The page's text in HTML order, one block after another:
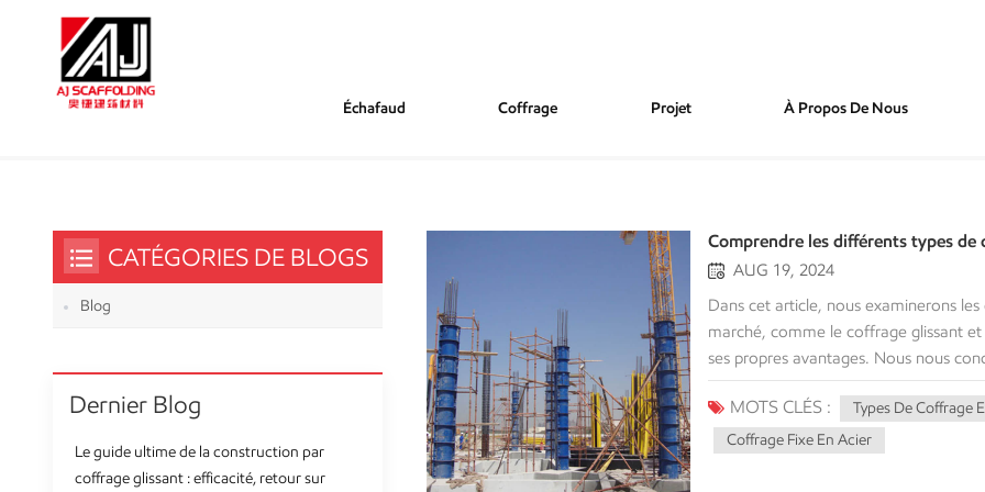
Échafaud Coffrage Projet À Propos De Nous
Comprendre les différents types de
AUG 19, 2024
Dans cet article, nous examinerons les différents types de coffrages en acier disponibles sur le marché, comme le coffrage glissant et le coffrage fixe, chacun remplissant sa fonction et présentant ses propres avantages. Nous nous concentrerons ensuite sur les raisons pour lesquelles le coffrage en acier est supérieur aux autres matériaux, sur les étapes du processus de coffrage en acier et sur des conseils pour maximiser son utilisation et sa durée de vie. Types de coffrage en acier Généralement, les coffrages en acier (coffrages métalliques) peuvent être classés en deux types, les coffrages glissants et les coffrages faciles, qui sont deux formes ayant une fonctionnalité distincte dans diverses conditions de construction. 1. Coffrage en acier glissant Le coffrage glissant est un type de coffrage inhabituel qui est constamment déplacé vers le haut ou vers le bas sous forme de béton. Plutôt que de construire plusieurs niveaux de coffrage dans des structures plus hautes, cela permet de créer des structures continues et élevées, telles que des immeubles de grande hauteur, des silos et des cheminées. Les structures de coffrage glissant sont presque toujours contreventées intérieurement et soutenues par des vérins hydrauliques ou des colonnes de guidage pour un mouvement fluide et cohérent dans un mouvement continu vers le haut ou vers le bas pour la construction. La méthode de construction à coffrage glissant est très avantageuse lorsque des murs en béton continus sont souhaités car il n'y a pas de joints de construction à craindre, atténuant ainsi les problèmes de points faibles structurels. Les conceptions de coffrages en acier coulissants sont également considérées comme rapides car elles accélèrent le temps de construction, ce qui peut être particulièrement avantageux avec des structures plus hautes nécessitant plusieurs configurations d'informations de coffrage traditionnel. Différents types de coffrages glissantsIl existe six catégories de coffrages glissants, qui diffèrent selon le sens de construction : ■ Coffrages à glissement vertical - le coffrage glissant est destiné au coffrage glissant d'infrastructures verticales ; les ouvriers travaillent sur une plateforme de travail pour placer les armatures sur une plateforme de travail et maintenir une coulée de béton lisse. Le coffrage glissant en béton et la plateforme de travail s'élèvent verticalement grâce à un système de vérins hydrauliques. ■ Coffrages glissants horizontaux - le coffrage glissant en acier est destiné au coffrage glissant des trottoirs, des barrières de circulation, etc. ; un vérin hydraulique permet de poser, vibrer, traiter et verrouiller le béton ; tandis qu'un vérin hydraulique fait avancer lentement le coffrage glissant pendant le processus de mise en place du béton. ■ Coffrages glissants coniques - le coffrage glissant est utilisé pour coffrer des structures hautes telles que des cheminées coniques, des tours de refroidissement et des piliers ; le coffrage glissant glisse progressivement soit à l'aide d'une plateforme ou d'un procédé de travail ; l'acceptation de chevauchement du coffrage glissant permet des variations dans les dimensions du mur et le diamètre ; en utilisation pour le béton architectural, les joints sont évidemment apparents donc déconseillés. ■ Coffrages glissants en porte-à-faux - le coffrage glissant indépendant de la grue, destiné aux systèmes de coffrage auto-levants de grandes surfaces ; il peut être utilisé pour les murs, les colonnes, les supports de sol et les transitions lorsque la zone change de dimension. ■ Coffrages à œufs - généralement utilisé sur la base des principes des moules à sauts ; capable de changer d'axe et de pente circonférentielle verticale pour s'adapter à n'importe quelle géométrie. ■ Coffrages glissants coniques - la barbotine construite à partir de plaques en porte-à-faux et de plaques superposées ; l'aspect autonivelant du peut facilement s'adapter à la fois à une conicité et à une épaisseur de paroi larges et
MOTS CLÉS : Types De Coffrage
Coffrage Fixe En Acier
CATÉGORIES DE BLOGS
Blog
Dernier Blog
Le guide ultime de la construction par
coffrage glissant : efficacité, retour sur